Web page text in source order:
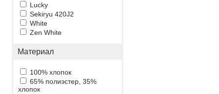
Lucky
Sekiryu 420J2
White
Zen White
Материал
100% хлопок
65% полиэстер, 35%
хлопок